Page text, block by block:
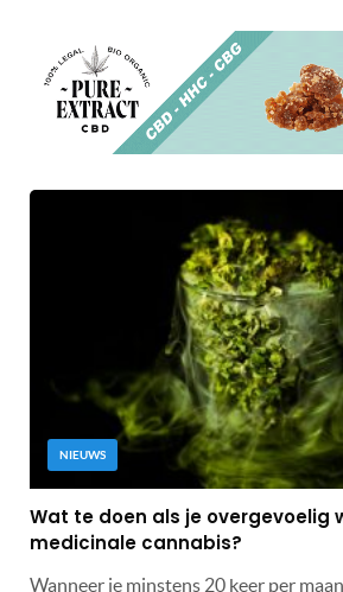
NIEUWS
Wat te doen als je overgevoelig
medicinale cannabis?
Wanneer je minstens 20 keer per